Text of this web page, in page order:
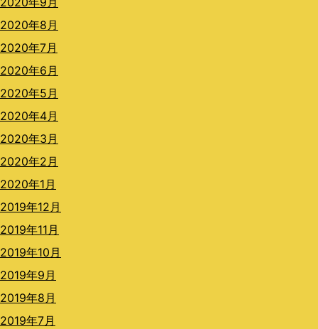
2020年8月
2020年7月
2020年6月
2020年5月
2020年4月
2020年3月
2020年2月
2020年1月
2019年12月
2019年11月
2019年10月
2019年9月
2019年8月
2019年7月